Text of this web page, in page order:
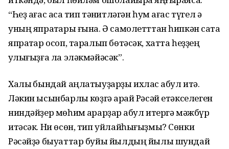
“Һеҙ ағас аҡса тип тәнҡитләгән һум ағас түгел ә
уның япраҡтары ғына. Ә самолетттан һипкән саҡта
япраҡтар осоп, таралып бөтәсәк, хатта һеҙҙең
ҡулығыҙға ла эләкмәйәсәк”.
Халыҡ бындай аңлатыуҙарҙы ихлас ҡабул итә.
Ләкин ысынбарлыҡ көҙгә ҡарай Рәсәй етәкселеген
ниндәйҙер мөһим ҡарарҙар ҡабул итергә мәжбүр
итәсәк. Ни өсөн, тип уйлайһығыҙмы? Сөнки
Рәсәйҙә быуаттар буйы йылдың йылы шундай